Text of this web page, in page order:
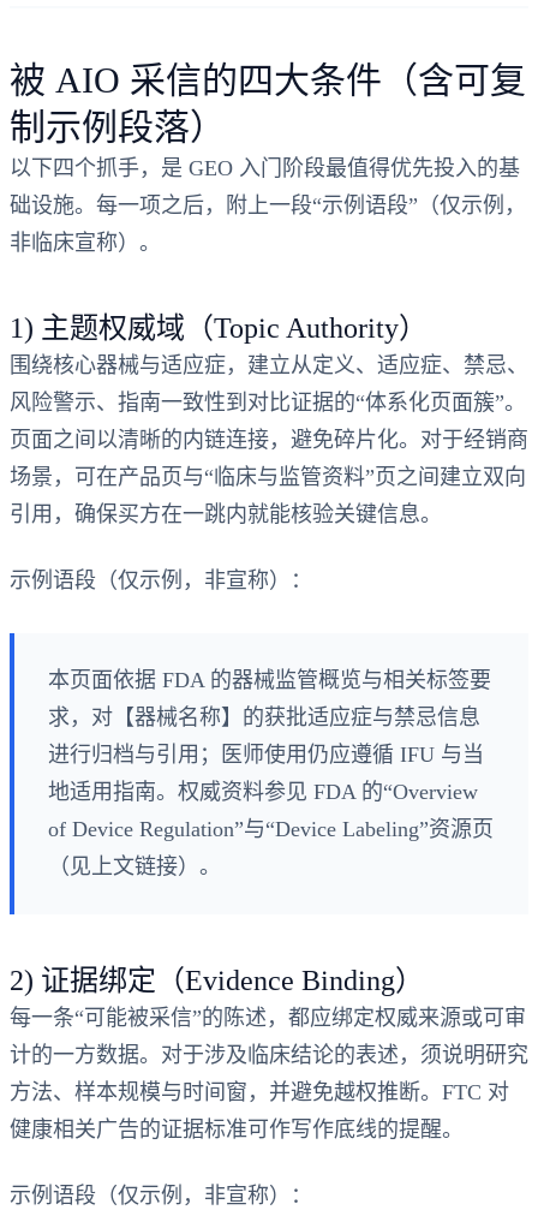
被 AIO 采信的四大条件（含可复
制示例段落）
以下四个抓手，是 GEO 入门阶段最值得优先投入的基
础设施。每一项之后，附上一段“示例语段”（仅示例，
非临床宣称）。
1) 主题权威域（Topic Authority）
围绕核心器械与适应症，建立从定义、适应症、禁忌、
风险警示、指南一致性到对比证据的“体系化页面簇”。
页面之间以清晰的内链连接，避免碎片化。对于经销商
场景，可在产品页与“临床与监管资料”页之间建立双向
引用，确保买方在一跳内就能核验关键信息。
示例语段（仅示例，非宣称）：
本页面依据 FDA 的器械监管概览与相关标签要
求，对【器械名称】的获批适应症与禁忌信息
进行归档与引用；医师使用仍应遵循 IFU 与当
地适用指南。权威资料参见 FDA 的“Overview
of Device Regulation”与“Device Labeling”资源页
（见上文链接）。
2) 证据绑定（Evidence Binding）
每一条“可能被采信”的陈述，都应绑定权威来源或可审
计的一方数据。对于涉及临床结论的表述，须说明研究
方法、样本规模与时间窗，并避免越权推断。FTC 对
健康相关广告的证据标准可作写作底线的提醒。
示例语段（仅示例，非宣称）：